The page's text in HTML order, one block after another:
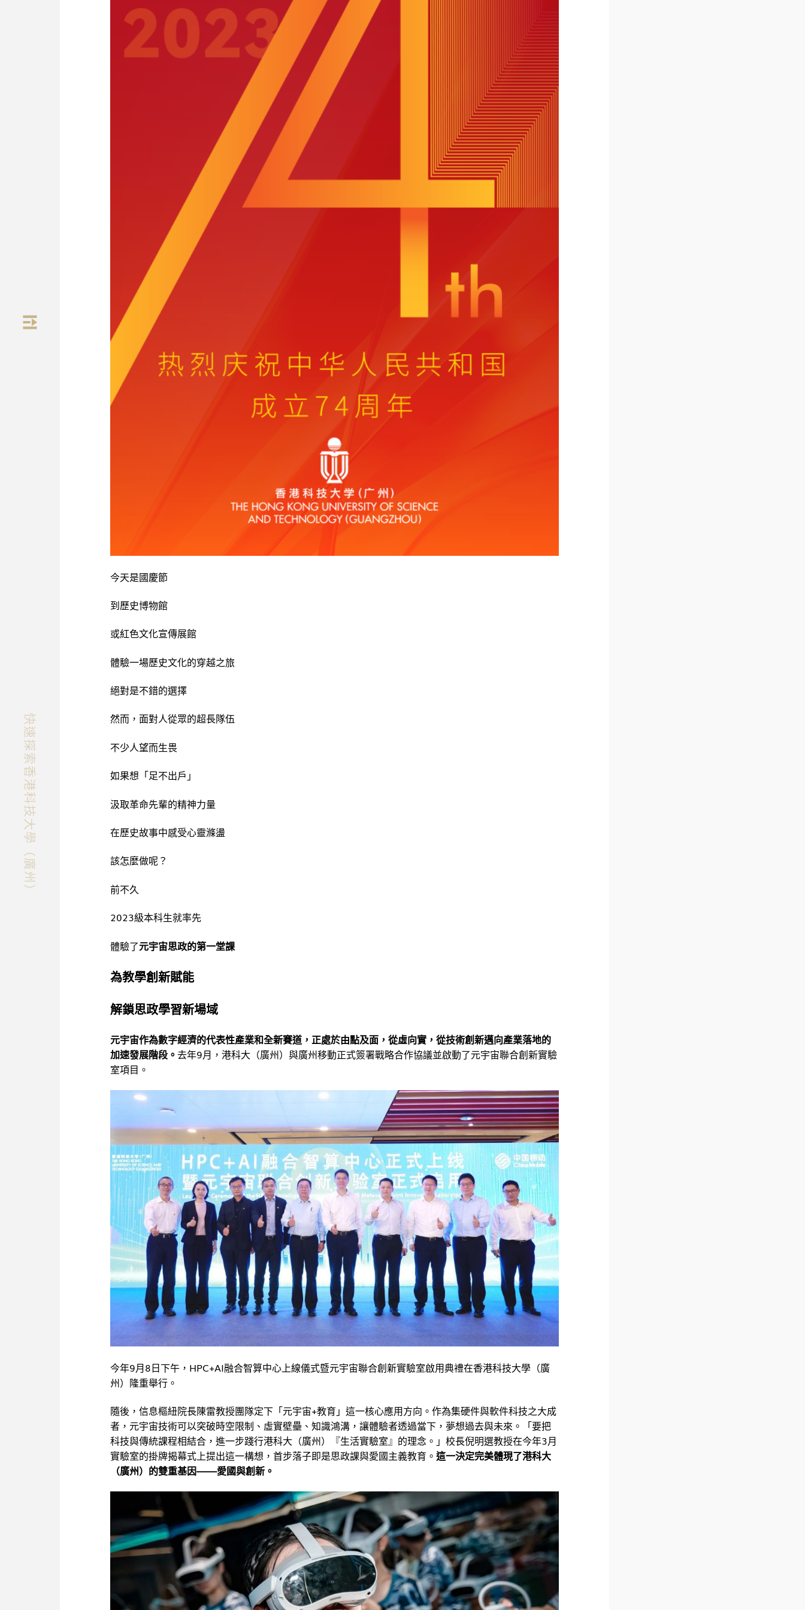
快速探索香港科技大學（廣州）
今天是國慶節
到歷史博物館
或紅色文化宣傳展館
體驗一場歷史文化的穿越之旅
絕對是不錯的選擇
然而，面對人從眾的超長隊伍
不少人望而生畏
如果想「足不出戶」
汲取革命先輩的精神力量
在歷史故事中感受心靈滌盪
該怎麼做呢？
前不久
2023級本科生就率先
體驗了元宇宙思政的第一堂課
為教學創新賦能
解鎖思政學習新場域
元宇宙作為數字經濟的代表性產業和全新賽道，正處於由點及面，從虛向實，從技術創新邁向產業落地的
加速發展階段。 去年9月，港科大（廣州）與廣州移動正式簽署戰略合作協議並啟動了元宇宙聯合創新實驗
室項目。
今年9月8日下午，HPC+AI融合智算中心上線儀式暨元宇宙聯合創新實驗室啟用典禮在香港科技大學（廣
州）隆重舉行。
隨後，信息樞紐院長陳雷教授團隊定下「元宇宙+教育」這一核心應用方向。作為集硬件與軟件科技之大成
者，元宇宙技術可以突破時空限制、虛實壁壘、知識鴻溝，讓體驗者透過當下，夢想過去與未來。「要把
科技與傳統課程相結合，進一步踐行港科大（廣州）『生活實驗室』的理念。」校長倪明選教授在今年3月
實驗室的掛牌揭幕式上提出這一構想，首步落子即是思政課與愛國主義教育。 這一決定完美體現了港科大
（廣州）的雙重基因——愛國與創新。